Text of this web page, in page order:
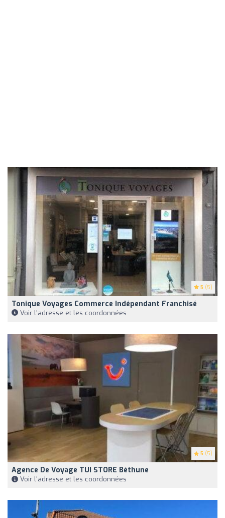
5 (5)
Tonique Voyages Commerce Indépendant Franchisé
Voir l'adresse et les coordonnées
5 (5)
Agence De Voyage TUI STORE Béthune
Voir l'adresse et les coordonnées